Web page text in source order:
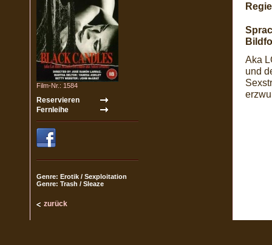
Film-Nr.: 1584
Genre: Erotik / Sexploitation
Genre: Trash / Sleaze
zurück
Aka
und